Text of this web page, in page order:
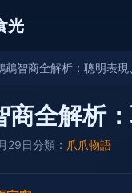
光
鵡智商全解析：聰明表
商全解析
29日分類： 爪爪物語